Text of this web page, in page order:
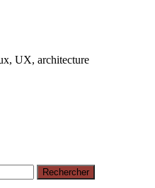
UX, architecture